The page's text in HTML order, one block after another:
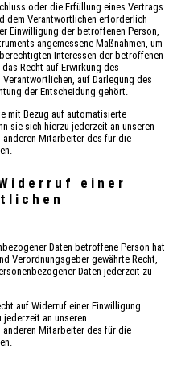
oder die Erfüllung eines Vertrags
dem Verantwortlichen erforderlich
Einwilligung der betroffenen Person,
angemessene Maßnahmen, um
Interessen der betroffenen
Recht auf Erwirkung des
auf Darlegung des
der Entscheidung gehört.
mit Bezug auf automatisierte
sie sich hierzu jederzeit an unseren
Mitarbeiter des für die
einer
Daten betroffene Person hat
Verordnungsgeber gewährte Recht,
Daten jederzeit zu
auf Widerruf einer Einwilligung
an unseren
Mitarbeiter des für die